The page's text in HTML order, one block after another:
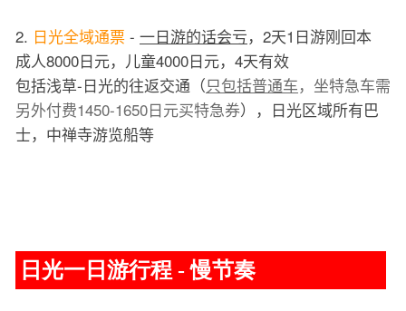
2. 日光全域通票 - 一日游的话会亏，2天1日游刚回本
成人8000日元，儿童4000日元，4天有效
包括浅草-日光的往返交通（只包括普通车，坐特急车需
另外付费1450-1650日元买特急券），日光区域所有巴
士，中禅寺游览船等
日光一日游行程 - 慢节奏